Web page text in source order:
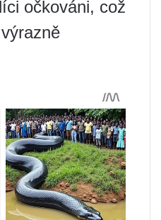
očkováni, což